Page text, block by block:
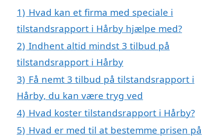
1) Hvad kan et firma med speciale i
tilstandsrapport i Hårby hjælpe med?
2) Indhent altid mindst 3 tilbud på
tilstandsrapport i Hårby
3) Få nemt 3 tilbud på tilstandsrapport i
Hårby, du kan være tryg ved
4) Hvad koster tilstandsrapport i Hårby?
5) Hvad er med til at bestemme prisen på